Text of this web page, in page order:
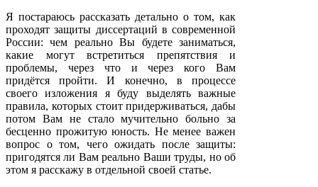
Я постараюсь рассказать детально о том, как
проходят защиты диссертаций в современной
России: чем реально Вы будете заниматься,
какие могут встретиться препятствия и
проблемы, через что и через кого Вам
придётся пройти. И конечно, в процессе
своего изложения я буду выделять важные
правила, которых стоит придерживаться, дабы
потом Вам не стало мучительно больно за
бесценно прожитую юность. Не менее важен
вопрос о том, чего ожидать после защиты:
пригодятся ли Вам реально Ваши труды, но об
этом я расскажу в отдельной своей статье.